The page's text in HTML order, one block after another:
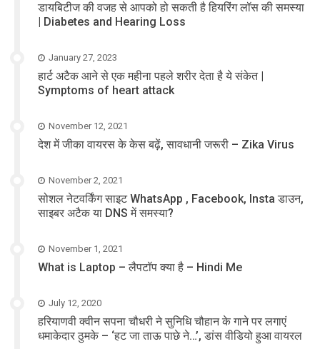
डायबिटीज की वजह से आपको हो सकती है हियरिंग लॉस की समस्या
| Diabetes and Hearing Loss
January 27, 2023
हार्ट अटैक आने से एक महीना पहले शरीर देता है ये संकेत |
Symptoms of heart attack
November 12, 2021
देश में जीका वायरस के केस बढ़ें, सावधानी जरूरी – Zika Virus
November 2, 2021
सोशल नेटवर्किंग साइट WhatsApp , Facebook, Insta डाउन,
साइबर अटैक या DNS में समस्या?
November 1, 2021
What is Laptop – लैपटॉप क्या है – Hindi Me
July 12, 2020
हरियाणवी क्वीन सपना चौधरी ने सुनिधि चौहान के गाने पर लगाएं
धमाकेदार ठुमके – ‘हट जा ताऊ पाछे ने…’, डांस वीडियो हुआ वायरल